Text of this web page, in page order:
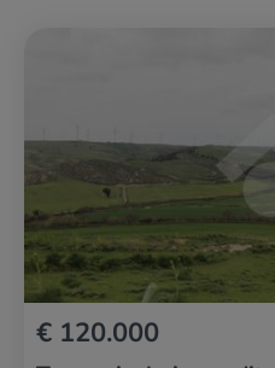
€ 120.000